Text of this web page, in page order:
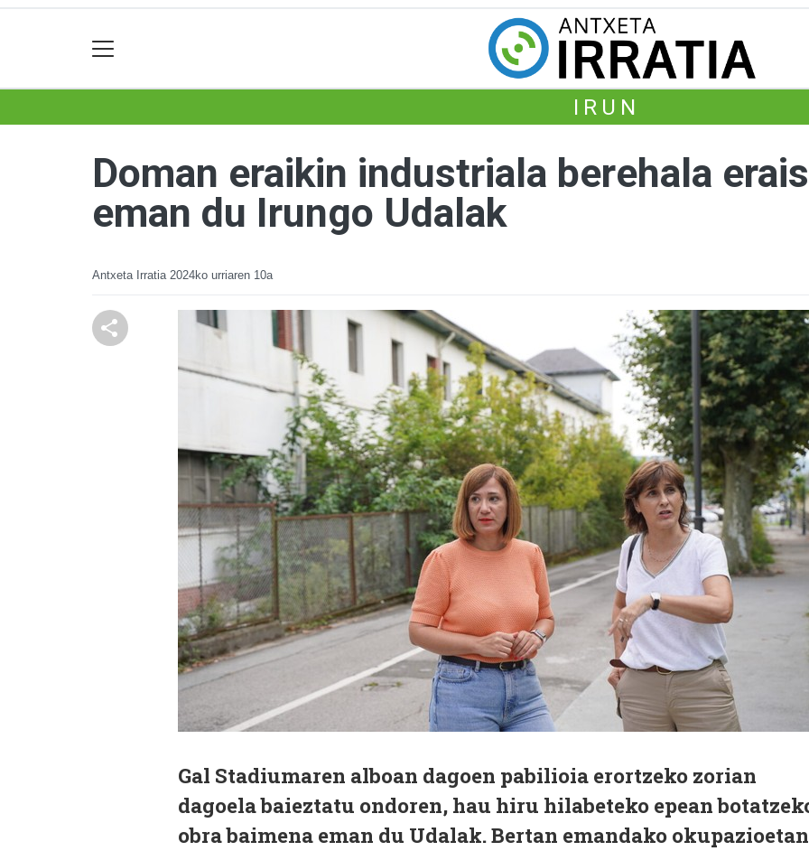
IRUN
Doman eraikin industriala berehala
eman du Irungo Udalak
Antxeta Irratia 2024ko urriaren 10a
Gal Stadiumaren alboan dagoen pabilioia erortzeko zorian
dagoela baieztatu ondoren, hau hiru hilabeteko epean
obra baimena eman du Udalak. Bertan emandako okupazioetan